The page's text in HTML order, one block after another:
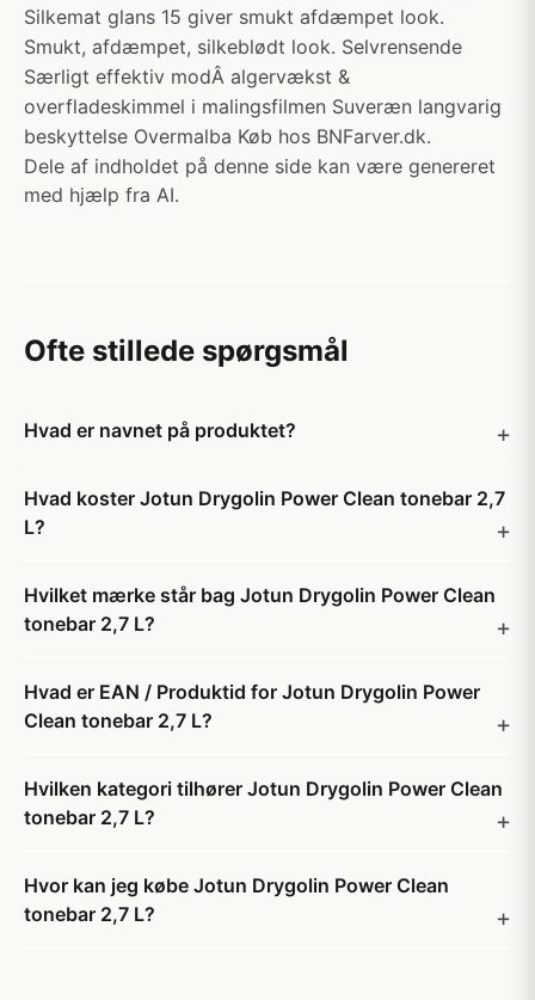
Silkemat glans 15 giver smukt afdæmpet look.
Smukt, afdæmpet, silkeblødt look. Selvrensende
Særligt effektiv modÂ algervækst &
overfladeskimmel i malingsfilmen Suveræn langvarig
beskyttelse Overmalba Køb hos BNFarver.dk.
Dele af indholdet på denne side kan være genereret
med hjælp fra AI.
Ofte stillede spørgsmål
Hvad er navnet på produktet?
Hvad koster Jotun Drygolin Power Clean tonebar 2,7
L?
Hvilket mærke står bag Jotun Drygolin Power Clean
tonebar 2,7 L?
Hvad er EAN / Produktid for Jotun Drygolin Power
Clean tonebar 2,7 L?
Hvilken kategori tilhører Jotun Drygolin Power Clean
tonebar 2,7 L?
Hvor kan jeg købe Jotun Drygolin Power Clean
tonebar 2,7 L?